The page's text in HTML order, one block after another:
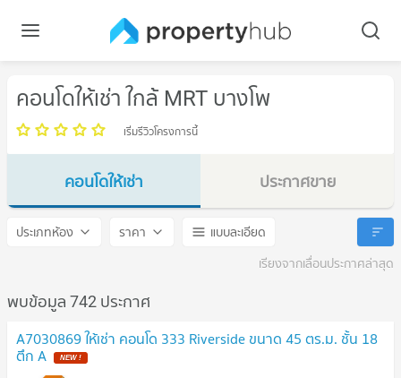
คอนโดให้เช่า ใกล้ MRT บางโพ
เริ่มรีวิวโครงการนี้
คอนโดให้เช่า
ประกาศขาย
ประเภทห้อง ราคา
แบบละเอียด
เรียงจากเลื่อนประกาศล่าสุด
พบข้อมูล 742 ประกาศ
A7030869 ให้เช่า คอนโด 333 Riverside ขนาด 45 ตร.ม. ชั้น 18
ตึก A NEW !